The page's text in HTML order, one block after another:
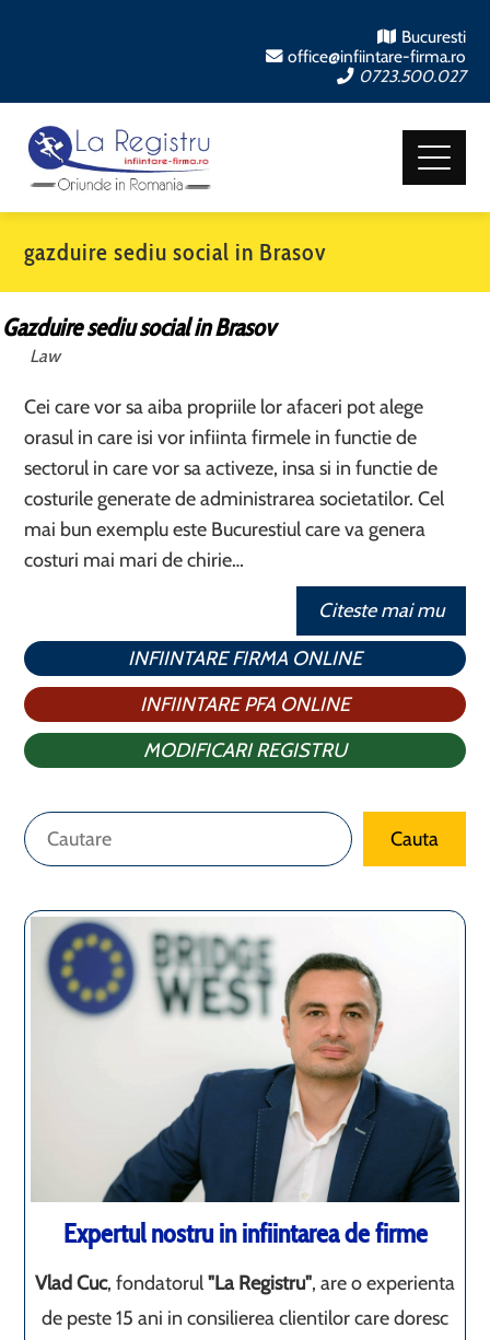
Bucuresti
office@infiintare-firma.ro
0723.500.027
gazduire sediu social in Brasov
Gazduire sediu social in Brasov
Law
Cei care vor sa aiba propriile lor afaceri pot alege
orasul in care isi vor infiinta firmele in functie de
sectorul in care vor sa activeze, insa si in functie de
costurile generate de administrarea societatilor. Cel
mai bun exemplu este Bucurestiul care va genera
costuri mai mari de chirie…
Citeste mai mu
INFIINTARE FIRMA ONLINE
INFIINTARE PFA ONLINE
MODIFICARI REGISTRU
Caută Cauta
Expertul nostru in infiintarea de firme
Vlad Cuc, fondatorul"La Registru", are o experienta
de peste 15 ani in consilierea clientilor care doresc